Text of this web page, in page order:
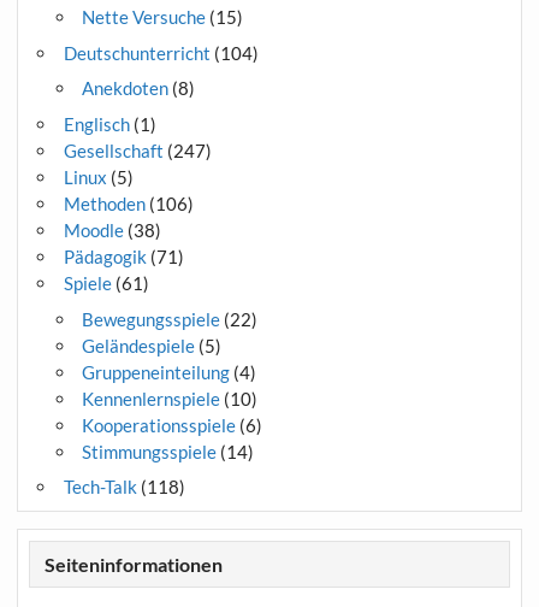
Nette Versuche(15)
Deutschunterricht (104)
Anekdoten(8)
Englisch(1)
Gesellschaft (247)
Linux (5)
Methoden(106)
Moodle(38)
Pädagogik (71)
Spiele(61)
Bewegungsspiele(22)
Geländespiele(5)
Gruppeneinteilung(4)
Kennenlernspiele(10)
Kooperationsspiele(6)
Stimmungsspiele(14)
Tech-Talk (118)
Seiteninformationen